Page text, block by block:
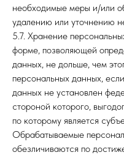
необходимые меры и/или
удалению или уточнению
5.7. Хранение
форме, позволяющей
данных, не дольше, чем
персональных данных,
данных не установлен
стороной которого,
по которому является
Обрабатываемые
обезличиваются по